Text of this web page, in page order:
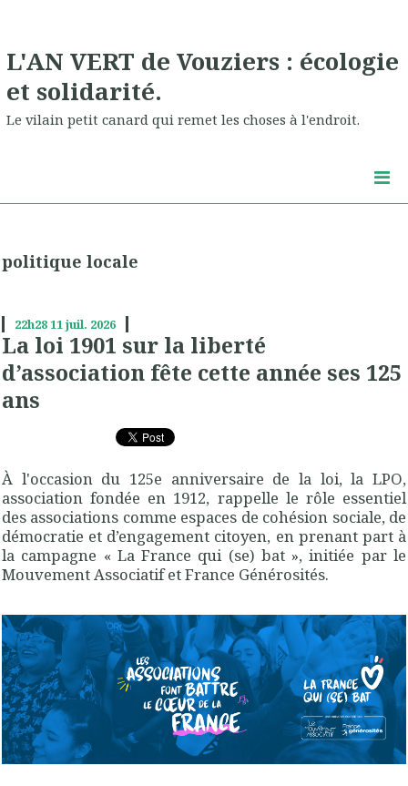
L'AN VERT de Vouziers : écologie
et solidarité.
Le vilain petit canard qui remet les choses à l'endroit.
politique locale
22h2811juil. 2026
La loi 1901 sur la liberté
d’association fête cette année ses 125
ans
À l'occasion du 125e anniversaire de la loi, la LPO,
association fondée en 1912, rappelle le rôle essentiel
des associations comme espaces de cohésion sociale, de
démocratie et d’engagement citoyen, en prenant part à
la campagne « La France qui (se) bat », initiée par le
Mouvement Associatif et France Générosités.